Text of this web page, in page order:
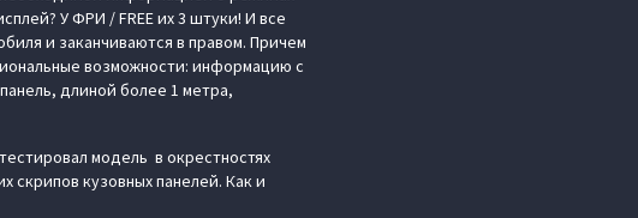
У ФРИ / FREE их 3 штуки! И все
и заканчиваются в правом. Причем
возможности: информацию с
длиной более 1 метра,
модель в окрестностях
кузовных панелей. Как и